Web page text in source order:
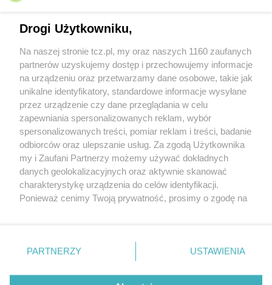
O FIRMIE POLITYKA PRYWATNOŚCI HOSTING
REKLAMA WSPÓŁPRACA RSS FACEBOOK KONTAKT
Nasze serwisy
Aktualności
Tcz24
Historia miasta
Muzyka i kultura
Archiwum wydarzeń
Zdjęcia miasta
Drogi Użytkowniku,
Na naszej stronie tcz.pl, my oraz naszych 1160 zaufanych
partnerów uzyskujemy dostęp i przechowujemy informacje
na urządzeniu oraz przetwarzamy dane osobowe, takie jak
unikalne identyfikatory, standardowe informacje wysyłane
przez urządzenie czy dane przeglądania w celu
zapewniania spersonalizowanych reklam, wybór
spersonalizowanych treści, pomiar reklam i treści, badanie
odbiorców oraz ulepszanie usług. Za zgodą Użytkownika
my i Zaufani Partnerzy możemy używać dokładnych
danych geolokalizacyjnych oraz aktywnie skanować
charakterystykę urządzenia do celów identyfikacji.
Ponieważ cenimy Twoją prywatność, prosimy o zgodę na
znajdujący się w lewym dolnym rogu strony
. Niektóre
PARTNERZY USTAWIENIA